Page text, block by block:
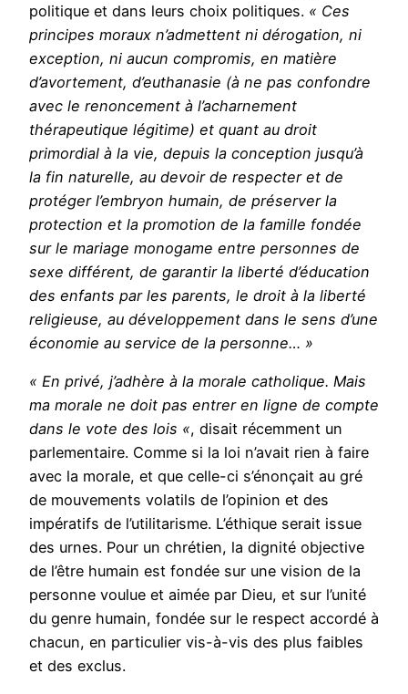
politique et dans leurs choix politiques. « Ces
principes moraux n’admettent ni dérogation, ni
exception, ni aucun compromis, en matière
d’avortement, d’euthanasie (à ne pas confondre
avec le renoncement à l’acharnement
thérapeutique légitime) et quant au droit
primordial à la vie, depuis la conception jusqu’à
la fin naturelle, au devoir de respecter et de
protéger l’embryon humain, de préserver la
protection et la promotion de la famille fondée
sur le mariage monogame entre personnes de
sexe différent, de garantir la liberté d’éducation
des enfants par les parents, le droit à la liberté
religieuse, au développement dans le sens d’une
économie au service de la personne… »
« En privé, j’adhère à la morale catholique. Mais
ma morale ne doit pas entrer en ligne de compte
dans le vote des lois «, disait récemment un
parlementaire. Comme si la loi n’avait rien à faire
avec la morale, et que celle-ci s’énonçait au gré
de mouvements volatils de l’opinion et des
impératifs de l’utilitarisme. L’éthique serait issue
des urnes. Pour un chrétien, la dignité objective
de l’être humain est fondée sur une vision de la
personne voulue et aimée par Dieu, et sur l’unité
du genre humain, fondée sur le respect accordé à
chacun, en particulier vis-à-vis des plus faibles
et des exclus.